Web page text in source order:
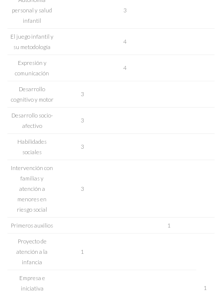
personal y salud
infantil
3
El juego infantil y
su metodología
4
Expresión y
comunicación
4
Desarrollo
cognitivo y motor
3
Desarrollo socio-
afectivo
3
Habilidades
sociales
3
Intervención con
familias y
atención a
menores en
riesgo social
3
Primeros auxilios 1
Proyecto de
atención a la
infancia
1
Empresa e
iniciativa
1